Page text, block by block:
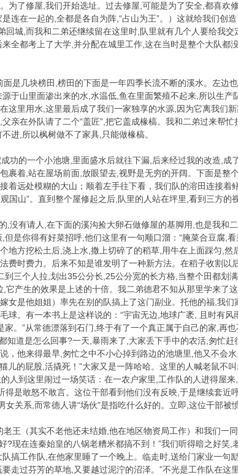
了修屋,我们开始选址。过去修屋,可能是为了安全,都喜欢
是连在一起的,全都是各自为阵,“占山为王”。）这就给我们
回城,而我和二弟还继续留在这里时,队里就有几个人要给我
全都考上了大学,并分配在城里工作,这在当时是整个大队都
是几块榜田,榜田的下面是一年四季长流不断的溪水。左边
于山里面渗出来的水,水温低,鱼在里面繁殖不起来,所以生
这里用水,这里最后成了我们一家独享的水源,因为它离我们
亲在外队请了二个“盖匠”,把它盖成椽槁。我和二弟过来帮
进,所以枫树做不了家具,只能做椽槁。
功的一个小池塘,里面盛水后就往下漏,后来经过我的改造,成
裹着,站在屋场前面,放眼望去,视野是无穷的开阔。下面是
着远处模糊的大山；顺着左手往下看，我们队的溶田连接
国山”。直到整个屋修起之后,队里的人站在坪里,看到三方
,没有请人,在下面的溪沟捡大卵石做修屋的基脚用,也是我和
,但是你得有好菜招呼,他们这里有一句顺口溜：“腌菜合豆腐,
地方挖松土后,浇上水,撒上切碎了的稻草,用牛在上面踩匀,
时费力。后来不知是谁发明了一种新方法。在稻子收割以
到三个人拉,划出35公分长,25公分宽的长方格,当整个田都划
它产生的效果是上述的十倍。我二弟德君不知从那里学来了
女是他姐姐）率先在别的队搞上了这门副业。托他的福,我
球。有一本书上是这样说的：“宇宙无边,地球广袤, 且时有
家。”从常德漂落到石门,终于有了一个真正属于自己
知道是怎么回事?一天,暴雨来了,大家丢下手中的农活,匆
他来得最早,匆忙之中不小心掉到路边的池塘里,他又不会
儿的屁股,活撬死！”大家又是一阵哈哈。这里的人喊老鼠不
人到这里闹过一场笑话：在一农户家里,工作队的人进得屋
是敢怒不敢言。这位干部看到他们没有反映,于是继续套近
女关系,而常德人讲“场伙”是指吃什么好的。立即,这位干部被
王（其实不老他还未结婚,他在地区物资局工作）和我们一
?现在连秦始皇的八锅老糟米都搞不到！”我们听得暗之好
搞工作队,在他家里睡了一个晚上。临走时,送给门家业一句
走过芬芳的草地,又要越过泥泞的沼泽。”不光是工作队在